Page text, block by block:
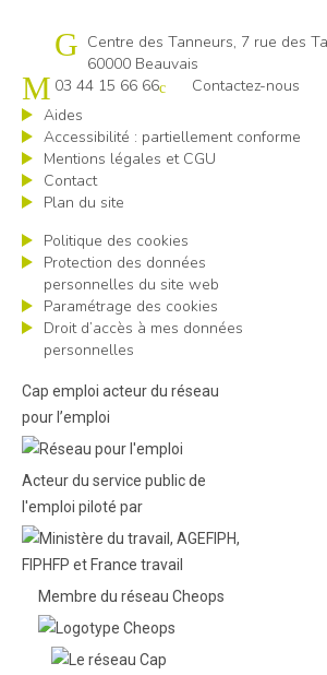
Cap emploi 60
Centre des Tanneurs, 7 rue des
60000 Beauvais
03 44 15 66 66
Contactez-nous
Aides
Accessibilité : partiellement conforme
Mentions légales et CGU
Contact
Plan du site
Politique des cookies
Protection des données
personnelles du site web
Paramétrage des cookies
Droit d’accès à mes données
personnelles
Cap emploi acteur du réseau
pour l’emploi
Acteur du service public de
l'emploi piloté par
Membre du réseau Cheops